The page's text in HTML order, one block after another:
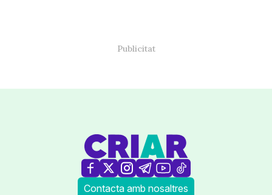
Contacta amb nosaltres